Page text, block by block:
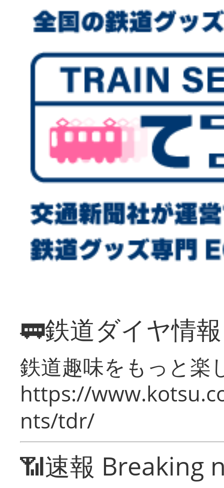
🚃鉄道ダイヤ情
鉄道趣味をもっと楽
https://
nts/tdr/
📶速報 Breaking